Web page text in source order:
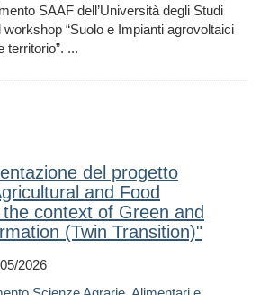
SAAF dell’Università degli Studi
“Suolo e Impianti agrovoltaici
territorio”. ...
del progetto
and Food
context of Green and
(Twin Transition)"
2026